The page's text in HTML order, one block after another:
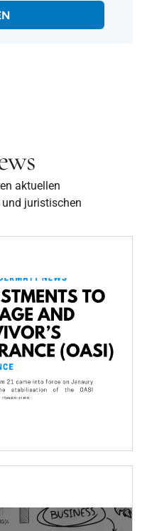
aktuellen
juristischen